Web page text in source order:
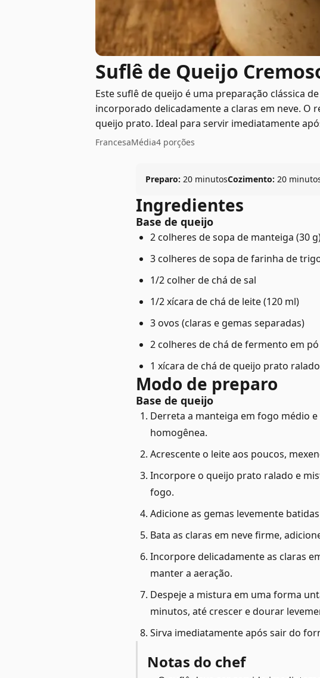
Suflê de Queijo
Este suflê de queijo é uma preparação clássica
incorporado delicadamente a claras em neve.
queijo prato. Ideal para servir imediatamente
FrancesaMédia4 porções
Preparo: 20 minutosCozimento: 20
Ingredientes
Base de queijo
2 colheres de sopa de manteiga (30
3 colheres de sopa de farinha de
1/2 colher de chá de sal
1/2 xícara de chá de leite (120 ml)
3 ovos (claras e gemas separadas)
2 colheres de chá de fermento em pó
1 xícara de chá de queijo prato
Modo de preparo
Base de queijo
Derreta a manteiga em fogo médio
homogênea.
Acrescente o leite aos poucos,
Incorpore o queijo prato ralado e
fogo.
Adicione as gemas levemente
Bata as claras em neve firme,
Incorpore delicadamente as claras
manter a aeração.
Despeje a mistura em uma forma
minutos, até crescer e dourar
Sirva imediatamente após sair do
Notas do chef